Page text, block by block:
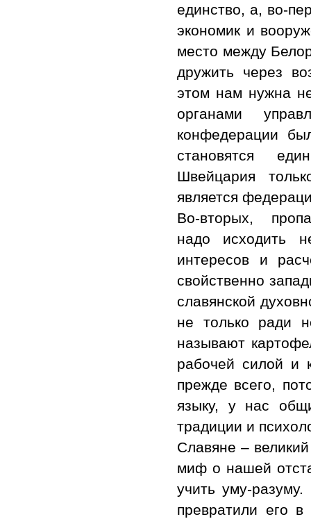
единство, а, во-
экономик и
место между
дружить через
этом нам нужна
органами
конфедерации
становятся
Швейцария
является
Во-вторых,
надо исходить
интересов и
свойственно
славянской
не только ради
называют
рабочей силой и
прежде всего,
языку, у нас
традиции и
Славяне –
миф о нашей
учить уму-
превратили его